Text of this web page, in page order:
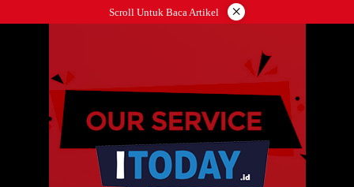
ke
Scroll Untuk Baca Artikel ×